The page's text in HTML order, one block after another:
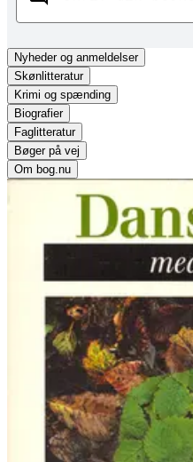
Nyhederog anmeldelser
Skønlitteratur
Krimi og spænding
Biografier
Faglitteratur
Bøger på vej
Om bog.nu